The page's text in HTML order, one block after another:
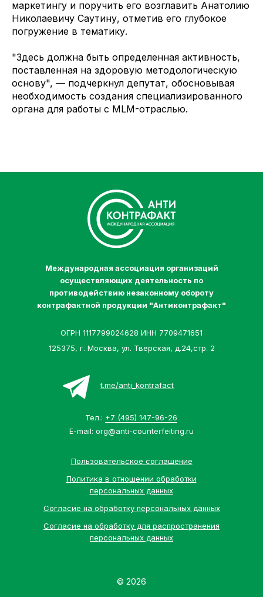
маркетингу и поручить его возглавить Анатолию
Николаевичу Саутину, отметив его глубокое
погружение в тематику.
"Здесь должна быть определенная активность,
поставленная на здоровую методологическую
основу", — подчеркнул депутат, обосновывая
необходимость создания специализированного
органа для работы с MLM-отраслью.
Международная ассоциация организаций
осуществляющих деятельность по
противодействию незаконному обороту
контрафактной продукции "Антиконтрафакт"
125375, г. Москва, ул. Тверская, д.24,стр. 2
Тел.: +7 (495) 147-96-26
E-mail: org@anti-counterfeiting.ru
ОГРН 1117799024628 ИНН 7709471651
© 2026
Согласие на обработку персональных данных
Политика в отношении обработки
персональных данных
t.me/anti_kontrafact
Пользовательское соглашение
Согласие на обработку для распространения
персональных данных